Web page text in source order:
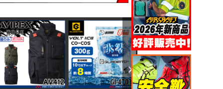
Next